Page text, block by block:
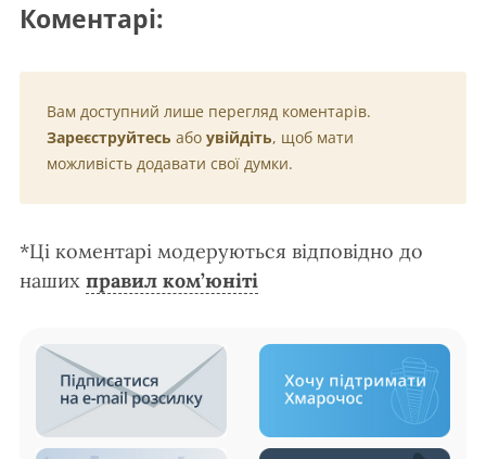
Коментарі:
Вам доступний лише перегляд коментарів.
Зареєструйтесь або увійдіть, щоб мати
можливість додавати свої думки.
*Ці коментарі модеруються відповідно до
наших правил ком’юніті